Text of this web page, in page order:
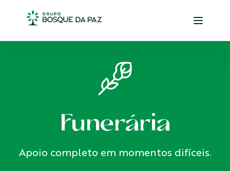
Funerária
Apoio completo em momentos difíceis.